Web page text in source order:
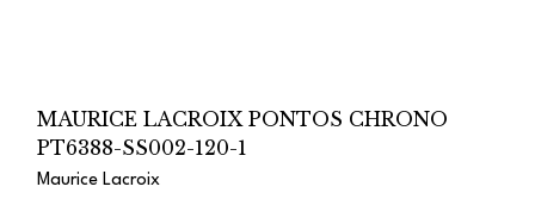
MAURICE LACROIX PONTOS CHRONO
PT6388-SS002-120-1
Maurice Lacroix